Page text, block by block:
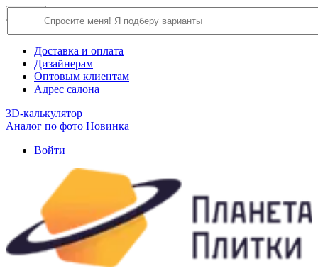
О компании
Доставка и оплата
Дизайнерам
Оптовым клиентам
Адрес салона
3D-калькулятор
Аналог по фото Новинка
Войти